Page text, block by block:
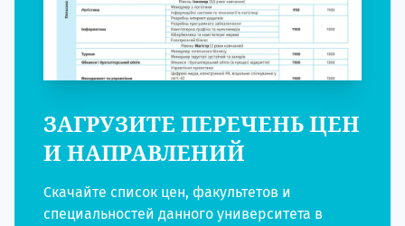
ЗАГРУЗИТЕ ПЕРЕЧЕНЬ ЦЕН
И НАПРАВЛЕНИЙ
Скачайте список цен, факультетов и
специальностей данного университета в